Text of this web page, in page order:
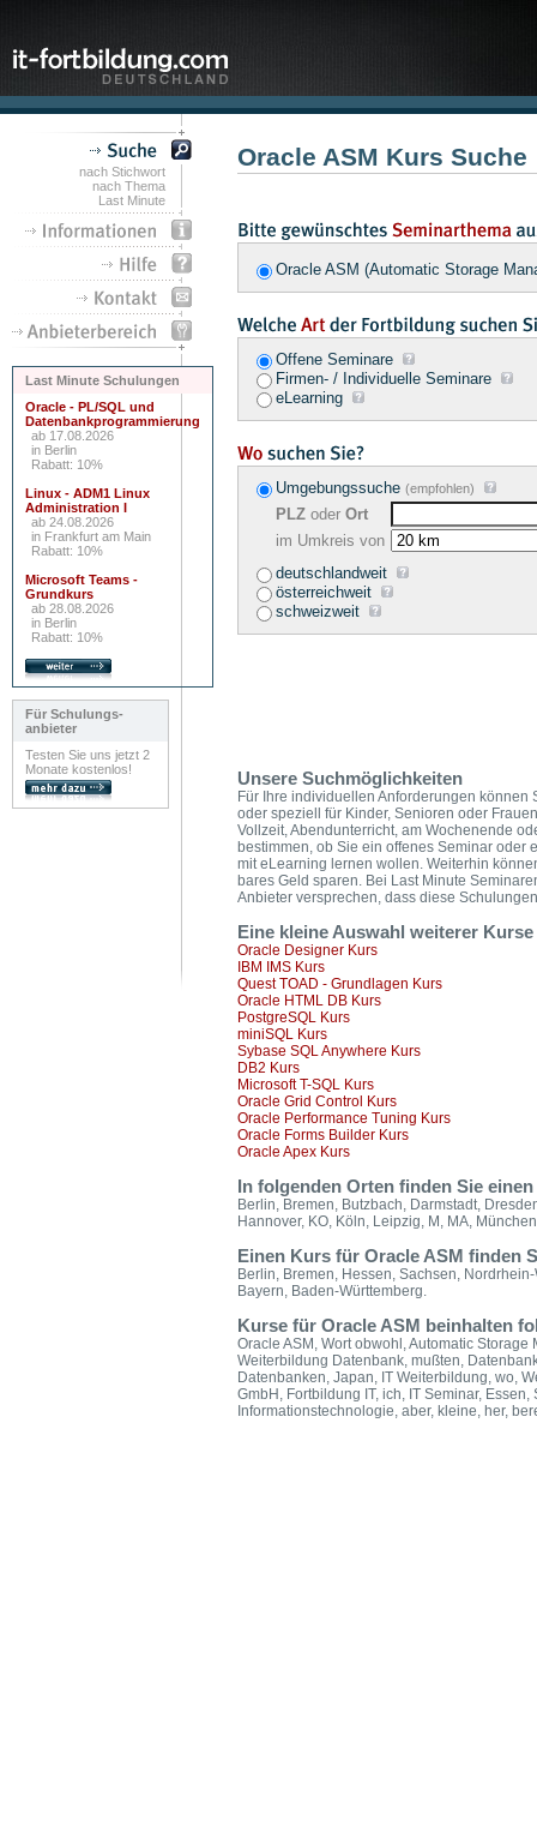
nach Stichwort
nach Thema
Last Minute
Last Minute Schulungen
Oracle - PL/SQL und
Datenbankprogrammierung
ab 17.08.2026
in Berlin
Rabatt: 10%
Linux - ADM1 Linux
Administration I
ab 24.08.2026
in Frankfurt am Main
Rabatt: 10%
Microsoft Teams -
Grundkurs
ab 28.08.2026
in Berlin
Rabatt: 10%
Für Schulungs-
anbieter
Testen Sie uns jetzt 2
Monate kostenlos!
Oracle ASM Kurs Suche
Oracle ASM (Automatic Storage
Offene Seminare
Firmen- / Individuelle Seminare
eLearning
Umgebungssuche (empfohlen)
PLZ oder Ort
im Umkreis von
deutschlandweit
österreichweit
schweizweit
Unsere Suchmöglichkeiten
Für Ihre individuellen Anforderungen können
oder speziell für Kinder, Senioren oder
Vollzeit, Abendunterricht, am Wochenende
bestimmen, ob Sie ein offenes Seminar
mit eLearning lernen wollen. Weiterhin
bares Geld sparen. Bei Last Minute
Anbieter versprechen, dass diese
Eine kleine Auswahl weiterer
Oracle Designer Kurs
IBM IMS Kurs
Quest TOAD - Grundlagen Kurs
Oracle HTML DB Kurs
PostgreSQL Kurs
miniSQL Kurs
Sybase SQL Anywhere Kurs
DB2 Kurs
Microsoft T-SQL Kurs
Oracle Grid Control Kurs
Oracle Performance Tuning Kurs
Oracle Forms Builder Kurs
Oracle Apex Kurs
In folgenden Orten finden Sie
Berlin, Bremen, Butzbach, Darmstadt,
Hannover, KO, Köln, Leipzig, M, MA,
Einen Kurs für Oracle ASM finden
Berlin, Bremen, Hessen, Sachsen,
Bayern, Baden-Württemberg.
Kurse für Oracle ASM beinhalten
Oracle ASM, Wort obwohl, Automatic
Weiterbildung Datenbank, mußten,
Datenbanken, Japan, IT Weiterbildung, wo,
GmbH, Fortbildung IT, ich, IT Seminar,
Informationstechnologie, aber, kleine, her,